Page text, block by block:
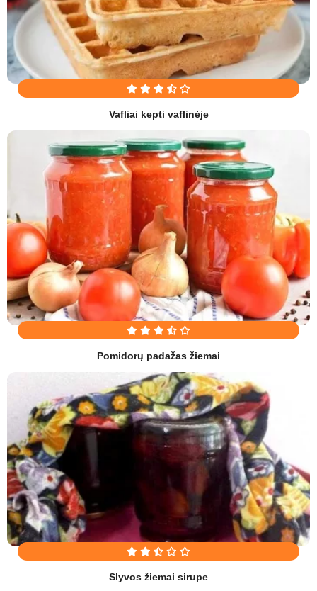
Vafliai kepti vaflinėje
Pomidorų padažas žiemai
Slyvos žiemai sirupe